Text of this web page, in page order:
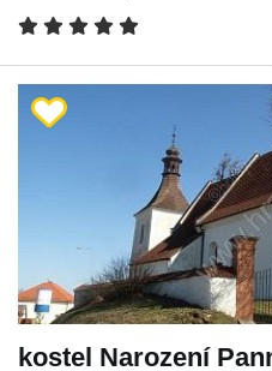
kostel Narození